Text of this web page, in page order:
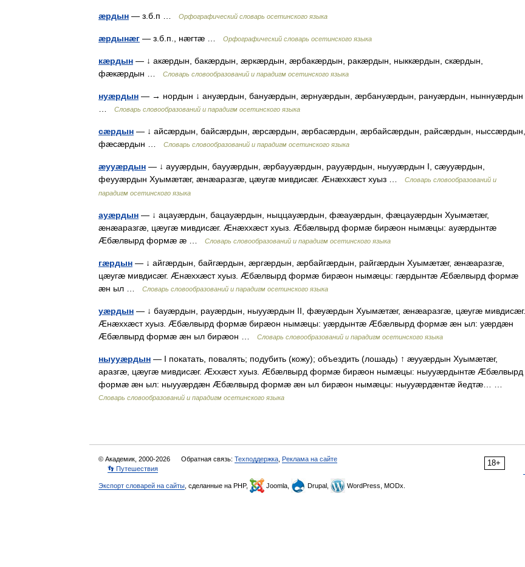
æрдын — з.б.п … Орфографический словарь осетинского языка
æрдынæг — з.б.п., нæгтæ … Орфографический словарь осетинского языка
кæрдын — ↓ акæрдын, бакæрдын, æркæрдын, æрбакæрдын, ракæрдын, ныккæрдын, скæрдын,
фæкæрдын …
Словарь словообразований и парадигм осетинского языка
нуæрдын — → нордын ↓ ануæрдын, бануæрдын, æрнуæрдын, æрбануæрдын, рануæрдын, ныннуæрдын
Словарь словообразований и парадигм осетинского языка
сæрдын — ↓ айсæрдын, байсæрдын, æрсæрдын, æрбасæрдын, æрбайсæрдын, райсæрдын, ныссæрдын,
фæсæрдын …
Словарь словообразований и парадигм осетинского языка
æууæрдын — ↓ аууæрдын, баууæрдын, æрбаууæрдын, раууæрдын, ныууæрдын I, сæууæрдын,
феууæрдын Хуымæтæг, æнæаразгæ, цæугæ мивдисæг. Æнæххæст хуыз …
Словарь словообразований и
парадигм осетинского языка
ауæрдын — ↓ ацауæрдын, бацауæрдын, ныццауæрдын, фæауæрдын, фæцауæрдын Хуымæтæг,
æнæаразгæ, цæугæ мивдисæг. Æнæххæст хуыз. Æбæлвырд формæ бирæон нымæцы: ауæрдынтæ
Æбæлвырд формæ æ …
Словарь словообразований и парадигм осетинского языка
гæрдын — ↓ айгæрдын, байгæрдын, æргæрдын, æрбайгæрдын, райгæрдын Хуымæтæг, æнæаразгæ,
цæугæ мивдисæг. Æнæххæст хуыз. Æбæлвырд формæ бирæон нымæцы: гæрдынтæ Æбæлвырд формæ
æн ыл …
Словарь словообразований и парадигм осетинского языка
уæрдын — ↓ бауæрдын, рауæрдын, ныууæрдын II, фæуæрдын Хуымæтæг, æнæаразгæ, цæугæ мивдисæг.
Æнæххæст хуыз. Æбæлвырд формæ бирæон нымæцы: уæрдынтæ Æбæлвырд формæ æн ыл: уæрдæн
Æбæлвырд формæ æн ыл бирæон …
Словарь словообразований и парадигм осетинского языка
ныууæрдын — I покатать, повалять; подубить (кожу); объездить (лошадь) ↑ æууæрдын Хуымæтæг,
аразгæ, цæугæ мивдисæг. Æххæст хуыз. Æбæлвырд формæ бирæон нымæцы: ныууæрдынтæ Æбæлвырд
формæ æн ыл: ныууæрдæн Æбæлвырд формæ æн ыл бирæон нымæцы: ныууæрдæнтæ йедтæ… …
Словарь словообразований и парадигм осетинского языка
18+
© Академик, 2000-2026 Обратная связь: Техподдержка Реклама на сайте
👣 Путешествия
Экспорт словарей на сайты , сделанные на PHP, Joomla, Drupal, WordPress, MODx.